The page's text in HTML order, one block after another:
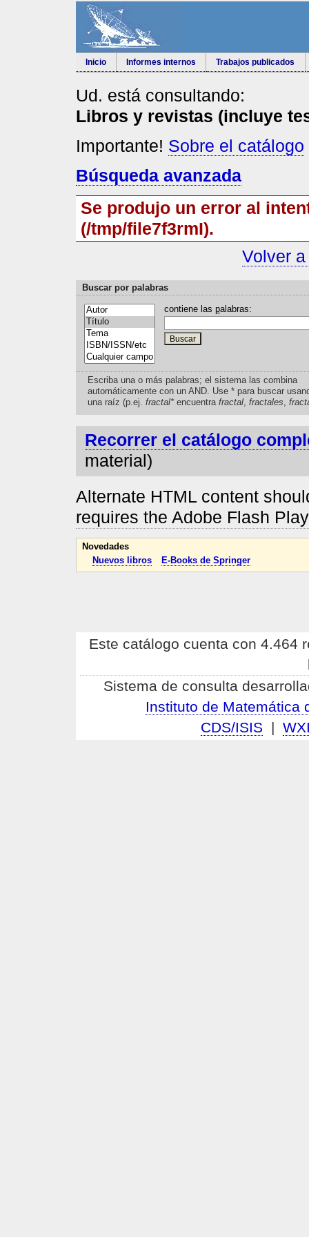
Inicio Informes internos Trabajos publicados
Ud. está consultando:
Libros y revistas (incluye
Importante! Sobre el catálogo
Búsqueda avanzada
Se produjo un error al
(/tmp/file7f3rmI).
Volver
Buscar por palabras
contiene las palabras:
Escriba una o más palabras; el sistema las combina
automáticamente con un AND. Use * para buscar
una raíz (p.ej. fractal*encuentra fractal, fractales
Recorrer el catálogo
material)
Alternate HTML content
requires the Adobe Flash
Novedades
Nuevos libros
E-Books de Springer
Este catálogo cuenta con 4.464
Sistema de consulta
Instituto de Matemática
CDS/ISIS |